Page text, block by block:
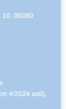
10, 00380
4/2024 asti),